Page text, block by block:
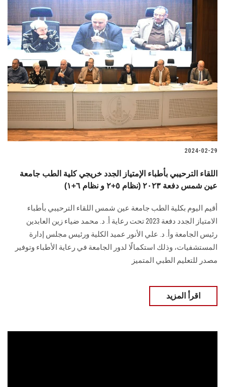
2024-02-29
اللقاء الترحيبي بأطباء الإمتياز الجدد خريجي كلية الطب جامعة
عين شمس دفعة ٢٠٢٣ (نظام ٥+٢ و نظام ٦+١)
أقيم اليوم بكلية الطب جامعة عين شمس اللقاء الترحيبي بأطباء
الامتياز الجدد دفعة 2023 تحت رعاية أ. د. محمد ضياء زين العابدين
رئيس الجامعة وأ. د. علي الأنور عميد الكلية ورئيس مجلس إدارة
المستشفيات، وذلك استكمالًا لدور الجامعة في رعاية الأطباء وتوفير
مصدر للتعليم الطبي المتميز
اقرأ المزيد